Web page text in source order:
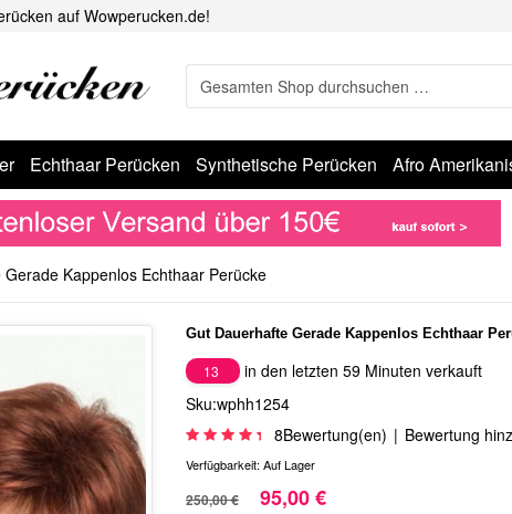
auf Wowperucken.de!
Echthaar Perücken Synthetische Perücken Afro
Kappenlos Echthaar Perücke
Gut Dauerhafte Gerade Kappenlos Echthaar
13
in den letzten 59 Minuten verkauft
Sku:wphh1254
8Bewertung(en) | Bewertung
Verfügbarkeit: Auf Lager
250,00 € 95,00 €